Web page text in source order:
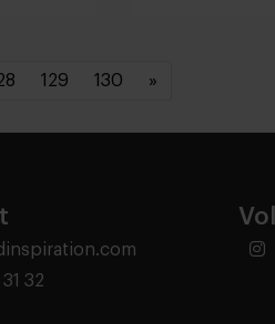
129 130 »
32